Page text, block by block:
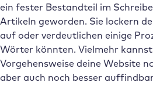
ein fester Bestandteil im
Artikeln geworden. Sie lockern
auf oder verdeutlichen einige
Wörter könnten. Vielmehr
Vorgehensweise deine Website
aber auch noch besser